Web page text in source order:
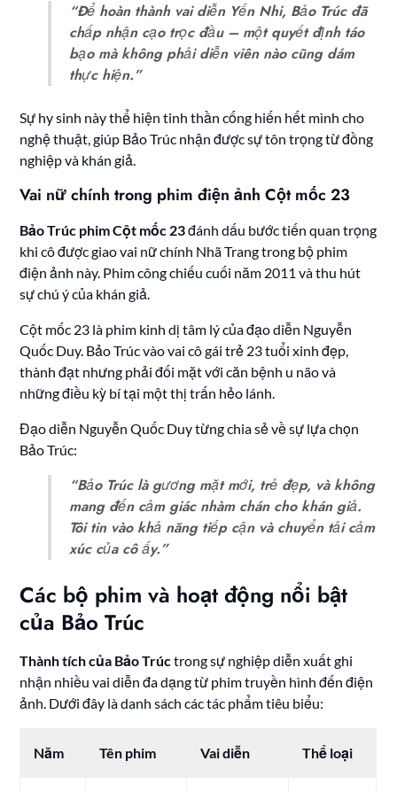
“Để hoàn thành vai diễn Yến Nhi, Bảo Trúc đã
chấp nhận cạo trọc đầu – một quyết định táo
bạo mà không phải diễn viên nào cũng dám
thực hiện.”
Sự hy sinh này thể hiện tinh thần cống hiến hết mình cho
nghệ thuật, giúp Bảo Trúc nhận được sự tôn trọng từ đồng
nghiệp và khán giả.
Vai nữ chính trong phim điện ảnh Cột mốc 23
Bảo Trúc phim Cột mốc 23đánh dấu bước tiến quan trọng
khi cô được giao vai nữ chính Nhã Trang trong bộ phim
điện ảnh này. Phim công chiếu cuối năm 2011 và thu hút
sự chú ý của khán giả.
Cột mốc 23 là phim kinh dị tâm lý của đạo diễn Nguyễn
Quốc Duy. Bảo Trúc vào vai cô gái trẻ 23 tuổi xinh đẹp,
thành đạt nhưng phải đối mặt với căn bệnh u não và
những điều kỳ bí tại một thị trấn hẻo lánh.
Đạo diễn Nguyễn Quốc Duy từng chia sẻ về sự lựa chọn
Bảo Trúc:
“Bảo Trúc là gương mặt mới, trẻ đẹp, và không
mang đến cảm giác nhàm chán cho khán giả.
Tôi tin vào khả năng tiếp cận và chuyển tải cảm
xúc của cô ấy.”
Các bộ phim và hoạt động nổi bật
của Bảo Trúc
Thành tích của Bảo Trúctrong sự nghiệp diễn xuất ghi
nhận nhiều vai diễn đa dạng từ phim truyền hình đến điện
ảnh. Dưới đây là danh sách các tác phẩm tiêu biểu:
Năm Tên phim Vai diễn Thể loại